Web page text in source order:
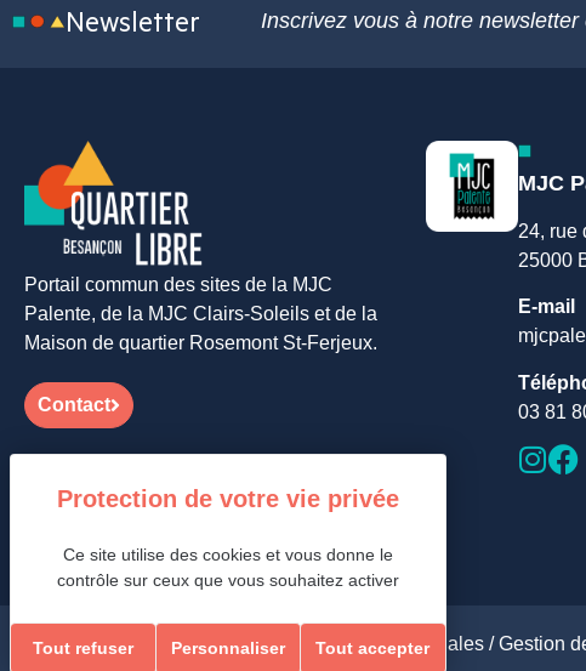
Newsletter Inscrivez vous à notre
Portail commun des sites de la MJC
Palente, de la MJC Clairs-Soleils et de la
Maison de quartier Rosemont St-Ferjeux.
Contact
MJC
24, rue
25000
E-mail
03 81
Aides et accessibilité /Plan de site /Mentions légales / Gestion
Ce site utilise des cookies et vous donne le
contrôle sur ceux que vous souhaitez activer
Tout accepter
Tout refuser Personnaliser